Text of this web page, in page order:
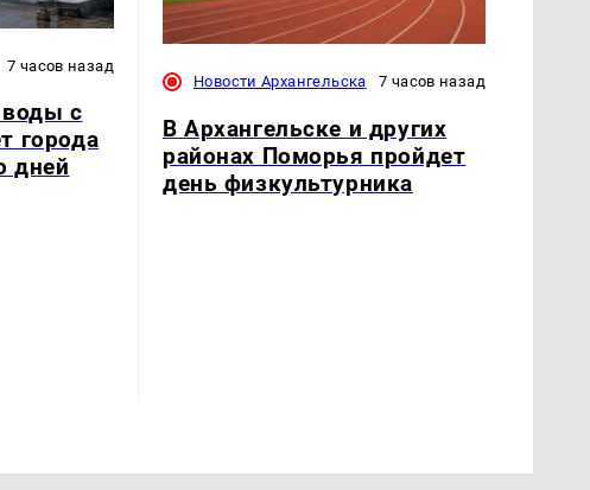
7 часов назад
с
города
дней
Новости Архангельска 7 часов назад
В Архангельске и других
районах Поморья пройдет
день физкультурника